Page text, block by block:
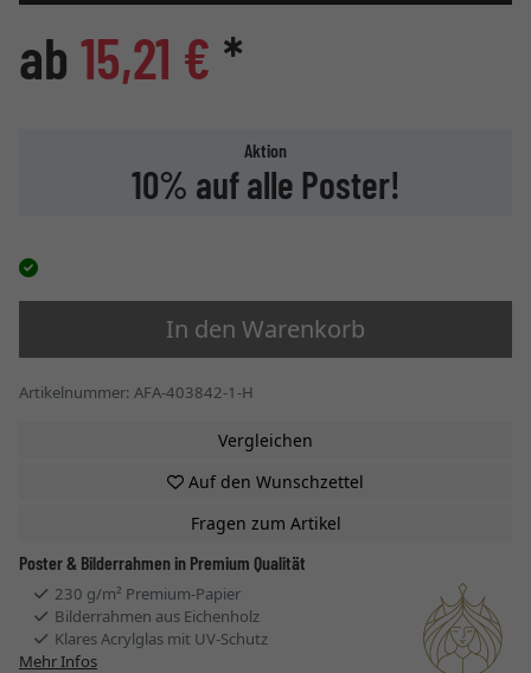
ab 15,21 € *
Aktion
10% auf alle Poster!
In den Warenkorb
Artikelnummer: AFA-403842-1-H
Vergleichen
Auf den Wunschzettel
Fragen zum Artikel
Poster & Bilderrahmen in Premium Qualität
230 g/m² Premium-Papier
Bilderrahmen aus Eichenholz
Klares Acrylglas mit UV-Schutz
Mehr Infos